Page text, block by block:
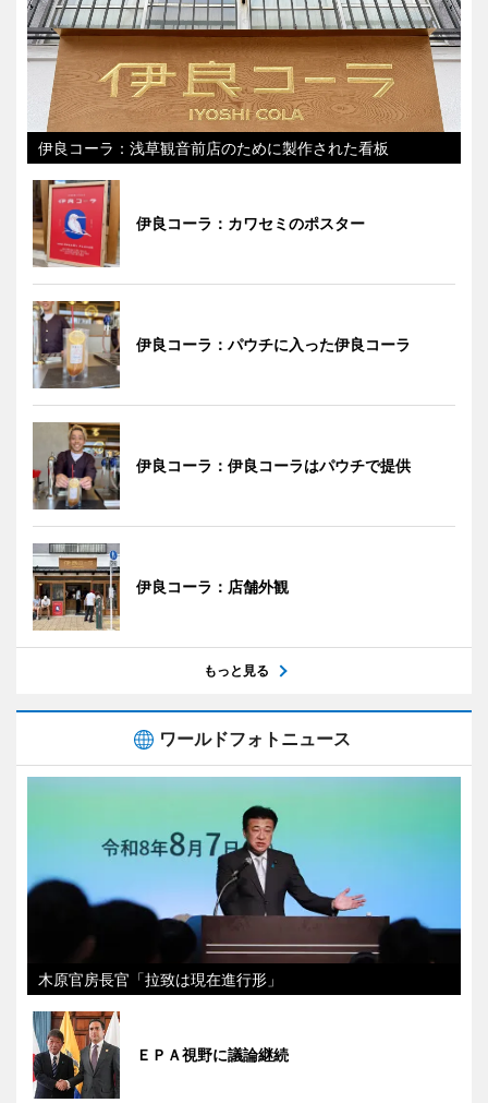
伊良コーラ：浅草観音前店のために製作された看板
伊良コーラ：カワセミのポスター
伊良コーラ：パウチに入った伊良コーラ
伊良コーラ：伊良コーラはパウチで提供
伊良コーラ：店舗外観
もっと見る
ワールドフォトニュース
木原官房長官「拉致は現在進行形」
ＥＰＡ視野に議論継続